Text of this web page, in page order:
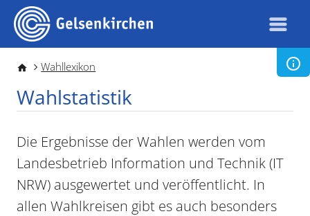
Direkt zum Inhalt
Pfadnavigation
Wahllexikon
Wahlstatistik
Die Ergebnisse der Wahlen werden vom
Landesbetrieb Information und Technik (IT
NRW) ausgewertet und veröffentlicht. In
allen Wahlkreisen gibt es auch besonders